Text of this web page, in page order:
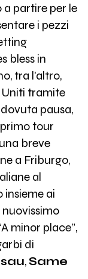
partire per le
i pezzi
bless in
tra l'altro,
tramite
pausa,
tour
breve
a Friburgo,
al
insieme ai
nuovissimo
minor place”,
di
,Same